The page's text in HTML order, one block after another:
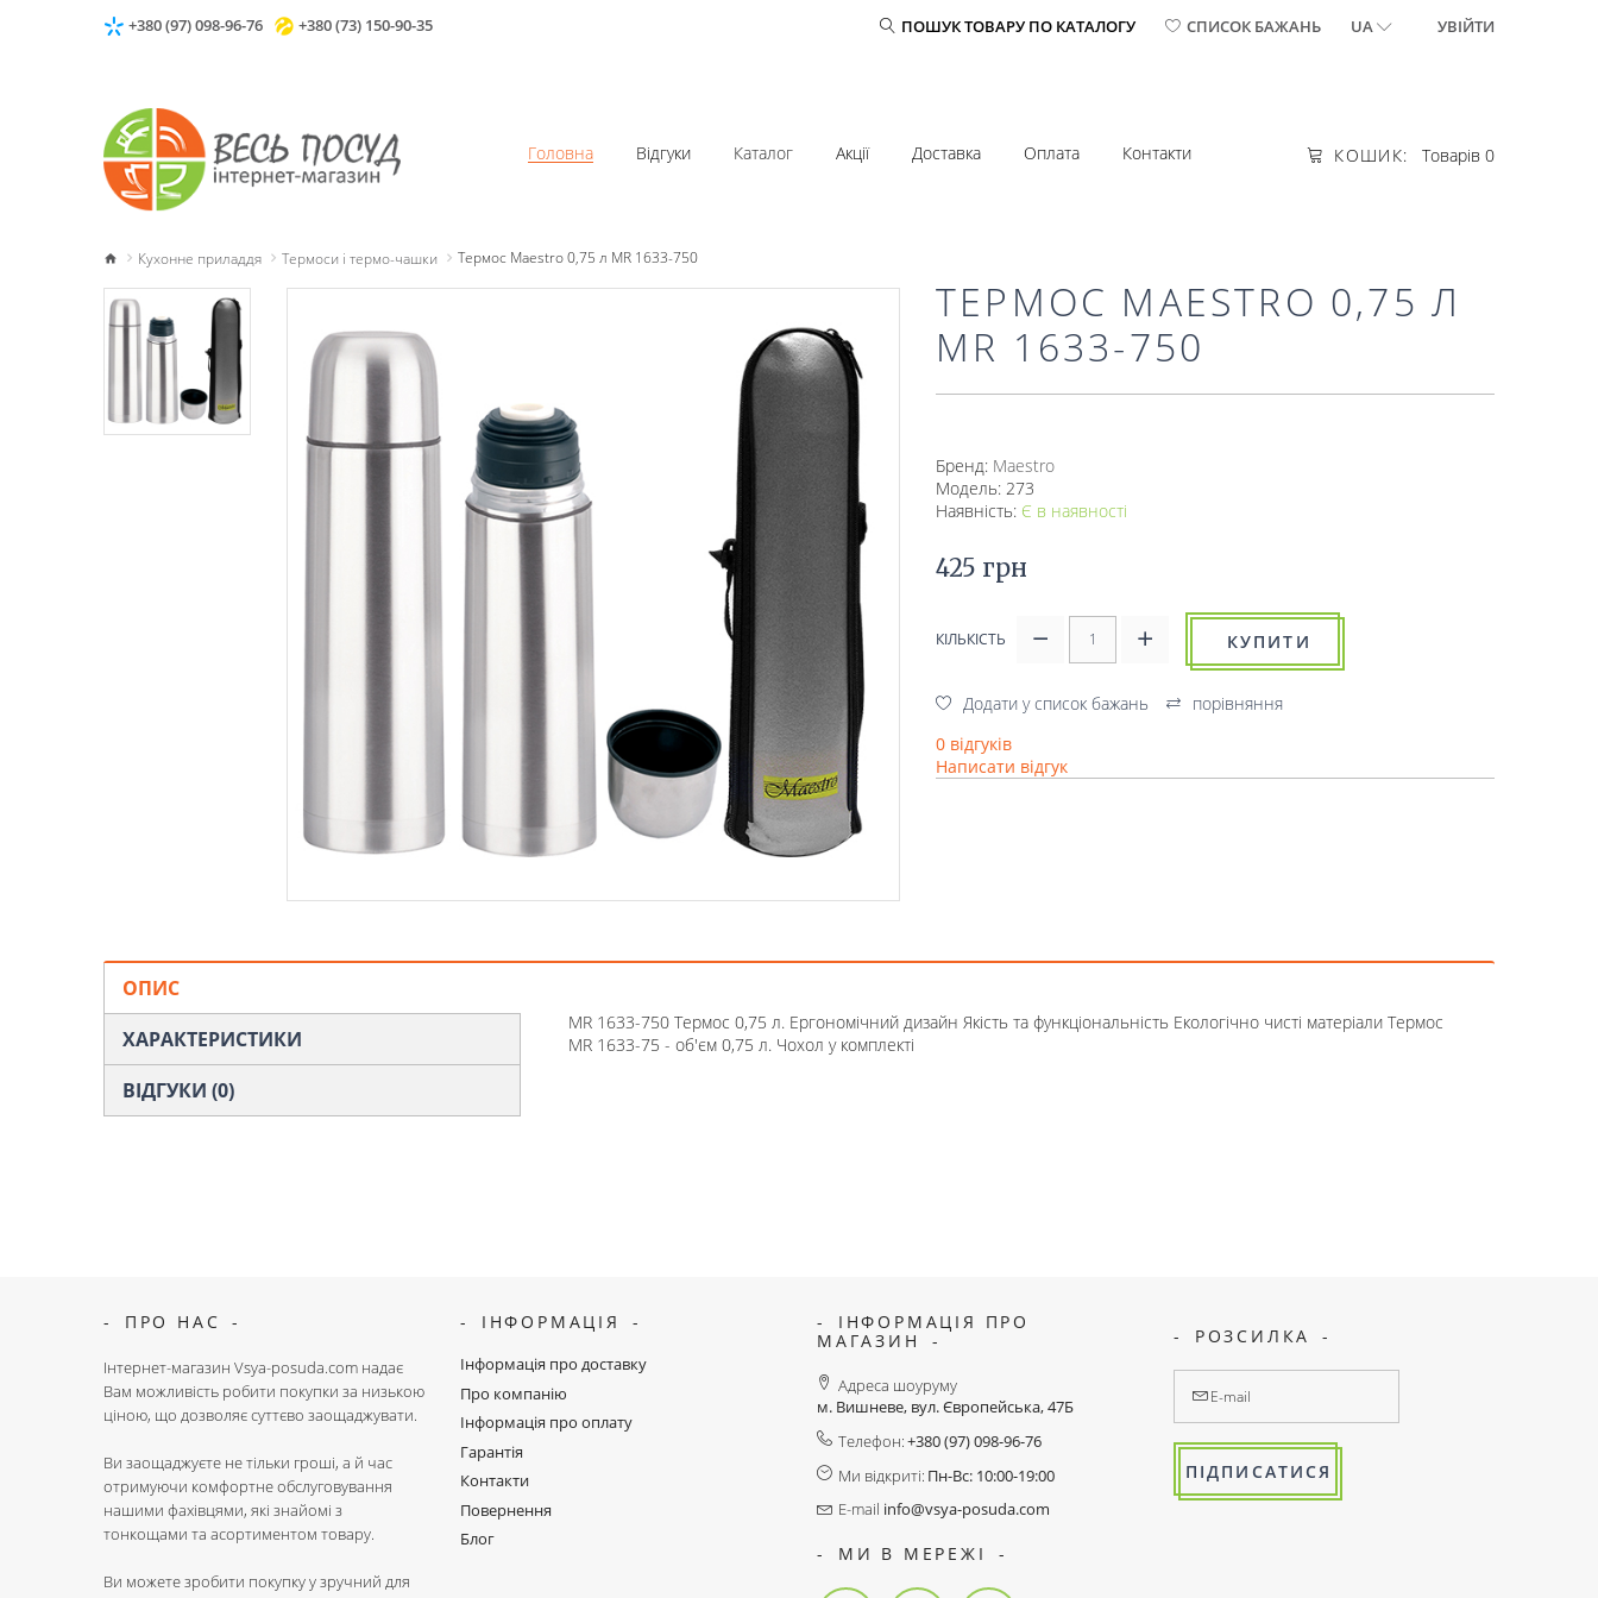
+380 (97) 098-96-76 +380 (73) 150-90-35 ПОШУК ТОВАРУ ПО КАТАЛОГУ СПИСОК БАЖАНЬ UA УВІЙТИ
КОШИК: Товарів 0
Головна Відгуки Каталог Акції Доставка Оплата Контакти
Кухонне приладдя Термоси і термо-чашки Термос Maestro 0,75 л MR 1633-750
ТЕРМОС MAESTRO 0,75 Л
MR 1633-750
Бренд: Mаеstro
Модель: 273
Наявність: Є в наявності
425 грн
КІЛЬКІСТЬ КУПИТИ
Додати у список бажань
порівняння
0 відгуків
Написати відгук
ОПИС
ХАРАКТЕРИСТИКИ
ВІДГУКИ (0)
MR 1633-750 Термос 0,75 л. Ергономічний дизайн Якість та функціональність Екологічно чисті матеріали Термос
MR 1633-75 - об'єм 0,75 л. Чохол у комплекті
ПРО НАС
Інтернет-магазин Vsya-posuda.com надає
Вам можливість робити покупки за низькою
ціною, що дозволяє суттєво заощаджувати.
Ви заощаджуєте не тільки гроші, а й час
отримуючи комфортне обслуговування
нашими фахівцями, які знайомі з
тонкощами та асортиментом товару.
Ви можете зробити покупку у зручний для
ІНФОРМАЦІЯ
Інформація про доставку
Про компанію
Інформація про оплату
Гарантія
Контакти
Повернення
Блог
ІНФОРМАЦІЯ ПРО
МАГАЗИН
Адреса шоуруму
м. Вишневе, вул. Європейська, 47Б
Телефон:+380 (97) 098-96-76
Ми відкриті: Пн-Вс: 10:00-19:00
E-mail info@vsya-posuda.com
МИ В МЕРЕЖІ
РОЗСИЛКА
ПІДПИСАТИСЯ